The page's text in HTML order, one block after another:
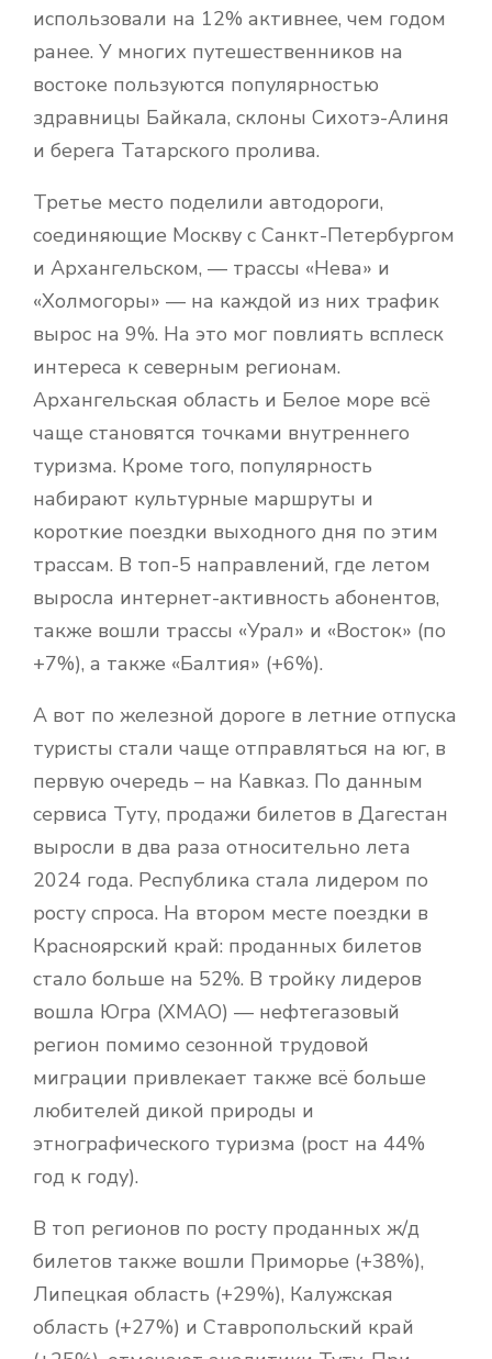
использовали на 12% активнее, чем годом
ранее. У многих путешественников на
востоке пользуются популярностью
здравницы Байкала, склоны Сихотэ-Алиня
и берега Татарского пролива.
Третье место поделили автодороги,
соединяющие Москву с Санкт-Петербургом
и Архангельском, — трассы «Нева» и
«Холмогоры» — на каждой из них трафик
вырос на 9%. На это мог повлиять всплеск
интереса к северным регионам.
Архангельская область и Белое море всё
чаще становятся точками внутреннего
туризма. Кроме того, популярность
набирают культурные маршруты и
короткие поездки выходного дня по этим
трассам. В топ-5 направлений, где летом
выросла интернет-активность абонентов,
также вошли трассы «Урал» и «Восток» (по
+7%), а также «Балтия» (+6%).
А вот по железной дороге в летние отпуска
туристы стали чаще отправляться на юг, в
первую очередь – на Кавказ. По данным
сервиса Туту, продажи билетов в Дагестан
выросли в два раза относительно лета
2024 года. Республика стала лидером по
росту спроса. На втором месте поездки в
Красноярский край: проданных билетов
стало больше на 52%. В тройку лидеров
вошла Югра (ХМАО) — нефтегазовый
регион помимо сезонной трудовой
миграции привлекает также всё больше
любителей дикой природы и
этнографического туризма (рост на 44%
год к году).
В топ регионов по росту проданных ж/д
билетов также вошли Приморье (+38%),
Липецкая область (+29%), Калужская
область (+27%) и Ставропольский край